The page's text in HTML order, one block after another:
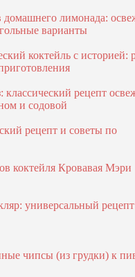
лимонада:
варианты
коктейль с историей:
классический рецепт
и содовой
рецепт и советы по
коктейля Кровавая Мэри
универсальный
чипсы (из грудки) к